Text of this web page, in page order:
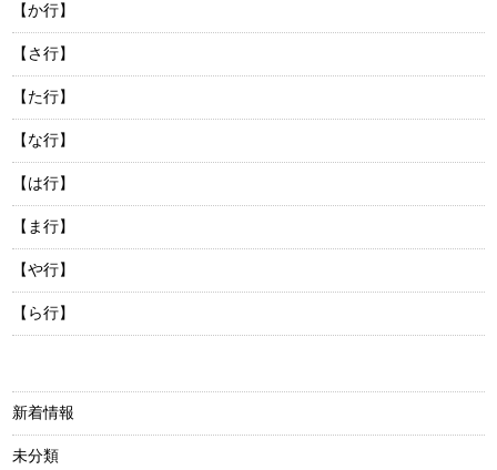
【か行】
【さ行】
【た行】
【な行】
【は行】
【ま行】
【や行】
【ら行】
新着情報
未分類